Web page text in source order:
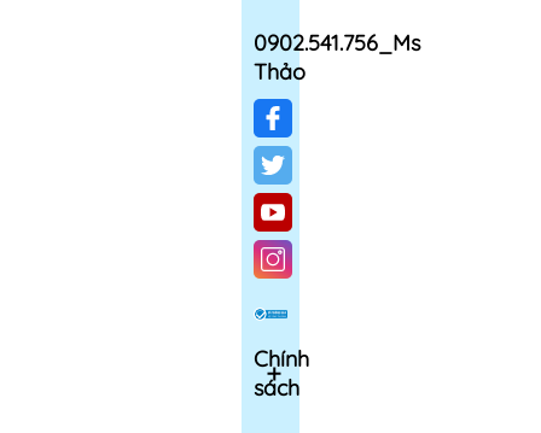
0902.541.756_Ms
Thảo
Chính
sách